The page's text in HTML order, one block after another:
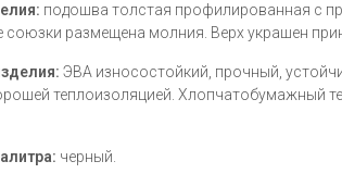
подошва толстая профилированная с
союзки размещена молния. Верх украшен
ЭВА износостойкий, прочный,
теплоизоляцией. Хлопчатобумажный
черный.